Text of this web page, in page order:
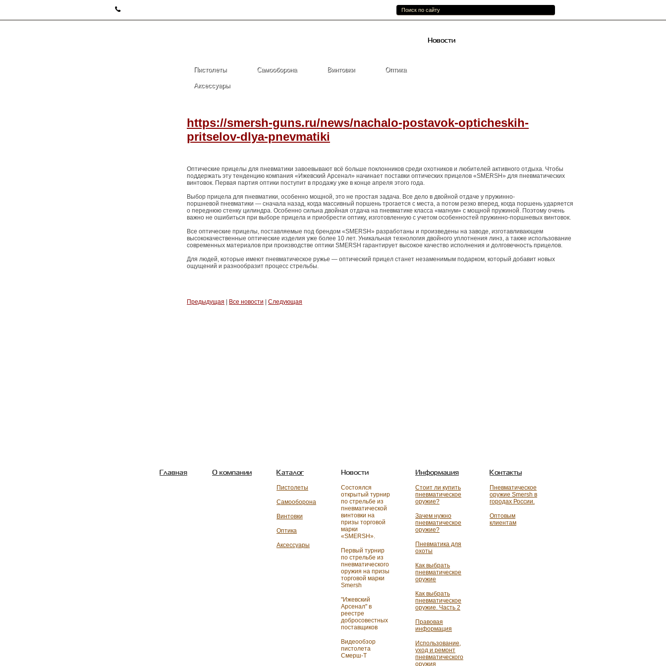
Новости
Пистолеты Самооборона Винтовки Оптика
Аксессуары
https://smersh-guns.ru/news/nachalo-postavok-opticheskih-
pritselov-dlya-pnevmatiki
Оптические прицелы для пневматики завоевывают всё больше поклонников среди охотников и любителей активного отдыха. Чтобы
поддержать эту тенденцию компания «Ижевский Арсенал» начинает поставки оптических прицелов «SMERSH» для пневматических
винтовок. Первая партия оптики поступит в продажу уже в конце апреля этого года.
Выбор прицела для пневматики, особенно мощной, это не простая задача. Все дело в двойной отдаче у пружинно-
поршневой пневматики — сначала назад, когда массивный поршень трогается с места, а потом резко вперед, когда поршень ударяется
о переднюю стенку цилиндра. Особенно сильна двойная отдача на пневматике класса «магнум» с мощной пружиной. Поэтому очень
важно не ошибиться при выборе прицела и приобрести оптику, изготовленную с учетом особенностей пружинно-поршневых винтовок.
Все оптические прицелы, поставляемые под брендом «SMERSH» разработаны и произведены на заводе, изготавливающем
высококачественные оптические изделия уже более 10 лет. Уникальная технология двойного уплотнения линз, а также использование
современных материалов при производстве оптики SMERSH гарантирует высокое качество исполнения и долговечность прицелов.
Для людей, которые имеют пневматическое ружье — оптический прицел станет незаменимым подарком, который добавит новых
ощущений и разнообразит процесс стрельбы.
Предыдущая Все новости Следующая
Главная О компании Каталог
Пистолеты
Самооборона
Винтовки
Оптика
Аксессуары
Новости
Cостоялся
открытый турнир
по стрельбе из
пневматической
винтовки на
призы торговой
марки
«SMERSH».
Первый турнир
по стрельбе из
пневматического
оружия на призы
торговой марки
Smersh
"Ижевский
Арсенал" в
реестре
добросовестных
поставщиков
Видеообзор
пистолета
Смерш-Т
Информация
Стоит ли купить
пневматическое
оружие?
Зачем нужно
пневматическое
оружие?
Пневматика для
охоты
Как выбрать
пневматическое
оружие
Как выбрать
пневматическое
оружие. Часть 2
Правовая
информация
Использование,
уход и ремонт
пневматического
оружия
Контакты
Пневматическое
оружие Smersh в
городах России.
Оптовым
клиентам